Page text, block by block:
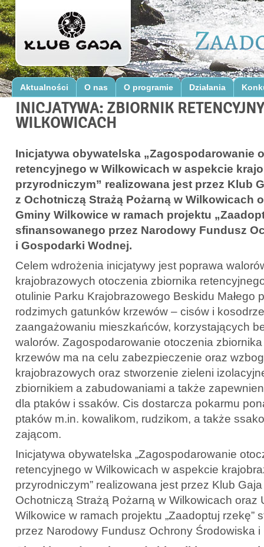
Aktualności O nas O programie Działania
INICJATYWA: ZBIORNIK
WILKOWICACH
Inicjatywa obywatelska „Zagospodarowanie
retencyjnego w Wilkowicach w aspekcie
przyrodniczym” realizowana jest przez Klub
z Ochotniczą Strażą Pożarną w Wilkowicach
Gminy Wilkowice w ramach projektu
sfinansowanego przez Narodowy Fundusz
i Gospodarki Wodnej.
Celem wdrożenia inicjatywy jest poprawa
krajobrazowych otoczenia zbiornika
otulinie Parku Krajobrazowego Beskidu Małego
rodzimych gatunków krzewów – cisów i
zaangażowaniu mieszkańców, korzystających
walorów. Zagospodarowanie otoczenia
krzewów ma na celu zabezpieczenie oraz
krajobrazowych oraz stworzenie zieleni
zbiornikiem a zabudowaniami a także
dla ptaków i ssaków. Cis dostarcza pokarmu
ptaków m.in. kowalikom, rudzikom, a także
zającom.
Inicjatywa obywatelska „Zagospodarowanie
retencyjnego w Wilkowicach w aspekcie
przyrodniczym” realizowana jest przez Klub
Ochotniczą Strażą Pożarną w Wilkowicach oraz
Wilkowice w ramach projektu „Zaadoptuj rzekę”
przez Narodowy Fundusz Ochrony Środowiska